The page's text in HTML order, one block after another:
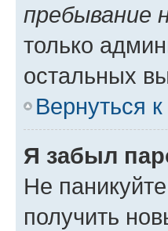
пребывание
только
остальных
Вернуться
Я забыл
Не
получить